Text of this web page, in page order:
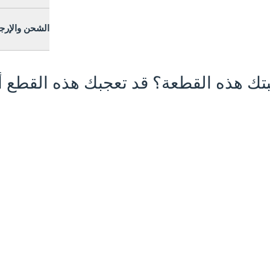
الشحن
هذه القطعة؟ قد تعجبك هذه القطع